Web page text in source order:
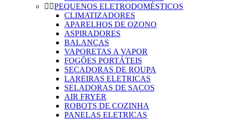
PEQUENOS ELETRODOMÉSTICOS
CLIMATIZADORES
APARELHOS DE OZONO
ASPIRADORES
BALANÇAS
VAPORETAS A VAPOR
FOGÕES PORTÁTEIS
SECADORAS DE ROUPA
LAREIRAS ELETRICAS
SELADORAS DE SACOS
AIR FRYER
ROBOTS DE COZINHA
PANELAS ELETRICAS